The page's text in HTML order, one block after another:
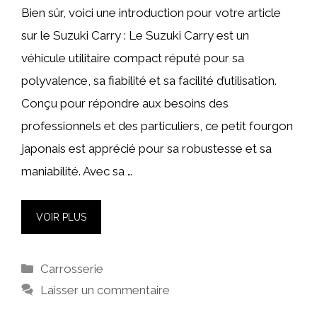
Bien sûr, voici une introduction pour votre article
sur le Suzuki Carry : Le Suzuki Carry est un
véhicule utilitaire compact réputé pour sa
polyvalence, sa fiabilité et sa facilité d’utilisation.
Conçu pour répondre aux besoins des
professionnels et des particuliers, ce petit fourgon
japonais est apprécié pour sa robustesse et sa
maniabilité. Avec sa …
VOIR PLUS
Catégories
Carrosserie
Laisser un commentaire